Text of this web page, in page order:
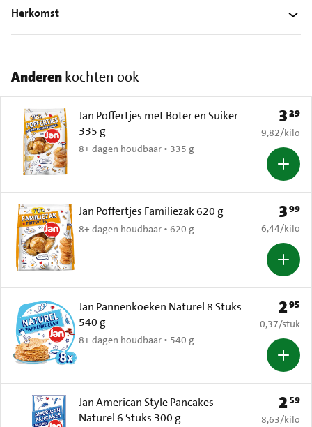
Herkomst
Anderenkochten ook
Jan Poffertjes met Boter en Suiker
335 g
8+ dagen houdbaar • 335 g
Prijs:
329
€ 9,82 per
9,82/kilo
Jan Poffertjes Familiezak 620 g
8+ dagen houdbaar • 620 g
Prijs:
399
€ 6,44 per
6,44/kilo
Jan Pannenkoeken Naturel 8 Stuks
540 g
8+ dagen houdbaar • 540 g
Prijs:
295
€ 0,37 per
0,37/stuk
Jan American Style Pancakes
Naturel 6 Stuks 300 g
Prijs:
259
€ 8,63 per
8,63/kilo